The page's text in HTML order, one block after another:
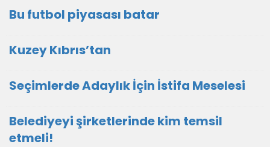
Bu futbol piyasası batar
Kuzey Kıbrıs’tan
Seçimlerde Adaylık İçin İstifa Meselesi
Belediyeyi şirketlerinde kim temsil
etmeli!